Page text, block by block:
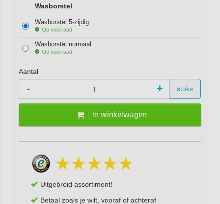
Wasborstel
Wasborstel 5-zijdig
Op voorraad
Wasborstel normaal
Op voorraad
Aantal
- + stuks
In winkelwagen
Uitgebreid assortiment!
Betaal zoals je wilt, vooraf of achteraf